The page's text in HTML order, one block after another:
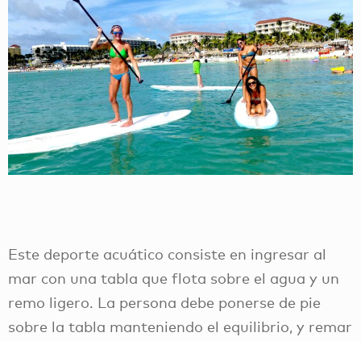
Este deporte acuático consiste en ingresar al
mar con una tabla que flota sobre el agua y un
remo ligero. La persona debe ponerse de pie
sobre la tabla manteniendo el equilibrio, y remar